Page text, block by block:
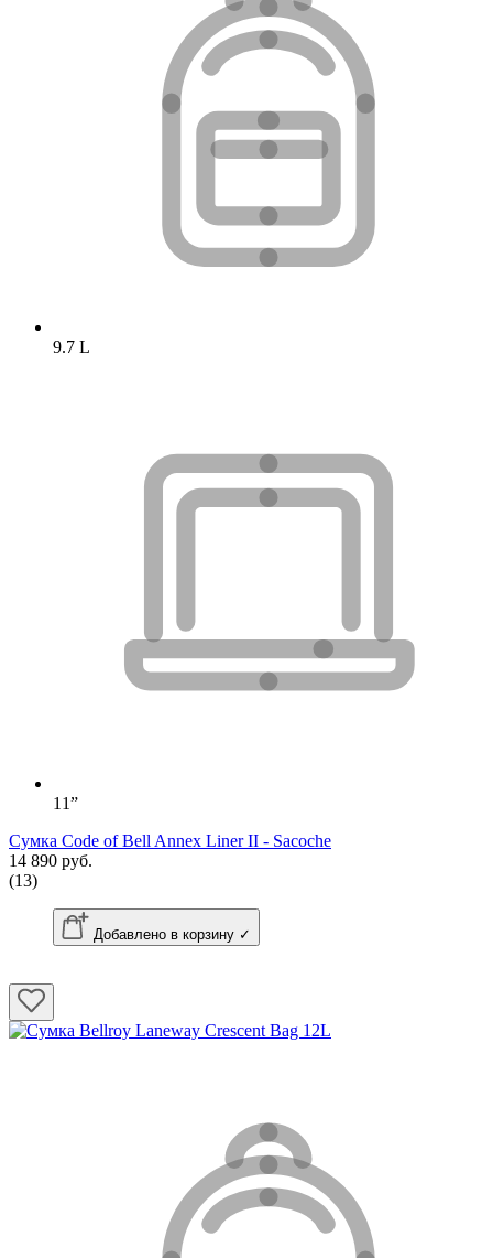
9.7 L
11”
Сумка Code of Bell Annex Liner II - Sacoche
14 890 руб.
(13)
Добавлено в корзину ✓